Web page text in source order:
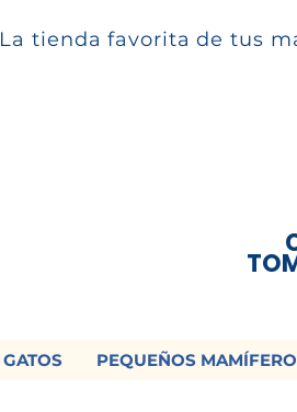
La tienda favorita de tus
GATOS PEQUEÑOS